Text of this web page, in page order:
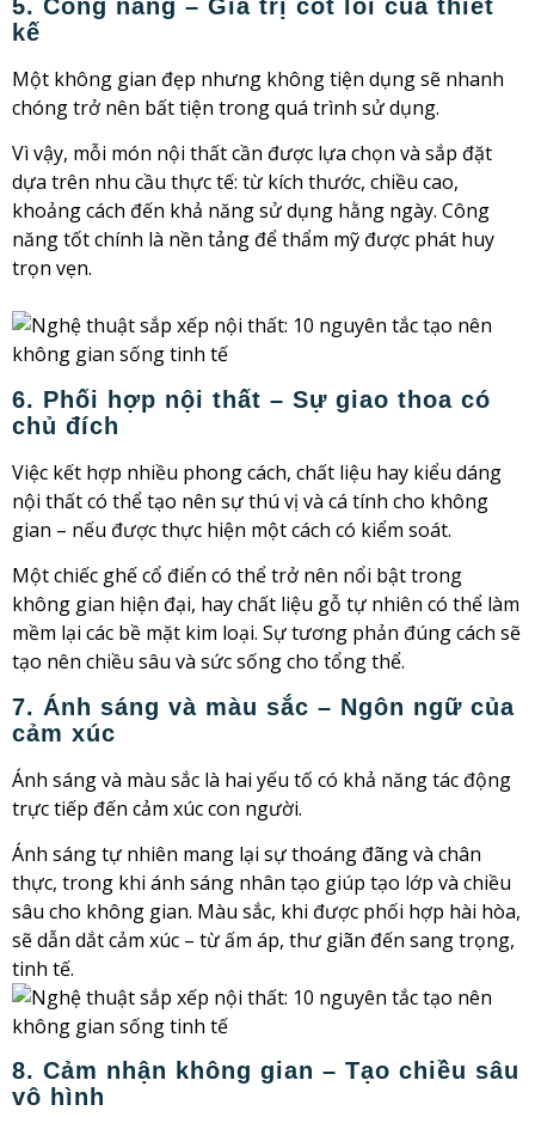
5. Công năng – Giá trị cốt lõi của thiết
kế
Một không gian đẹp nhưng không tiện dụng sẽ nhanh
chóng trở nên bất tiện trong quá trình sử dụng.
Vì vậy, mỗi món nội thất cần được lựa chọn và sắp đặt
dựa trên nhu cầu thực tế: từ kích thước, chiều cao,
khoảng cách đến khả năng sử dụng hằng ngày. Công
năng tốt chính là nền tảng để thẩm mỹ được phát huy
trọn vẹn.
6. Phối hợp nội thất – Sự giao thoa có
chủ đích
Việc kết hợp nhiều phong cách, chất liệu hay kiểu dáng
nội thất có thể tạo nên sự thú vị và cá tính cho không
gian – nếu được thực hiện một cách có kiểm soát.
Một chiếc ghế cổ điển có thể trở nên nổi bật trong
không gian hiện đại, hay chất liệu gỗ tự nhiên có thể làm
mềm lại các bề mặt kim loại. Sự tương phản đúng cách sẽ
tạo nên chiều sâu và sức sống cho tổng thể.
7. Ánh sáng và màu sắc – Ngôn ngữ của
cảm xúc
Ánh sáng và màu sắc là hai yếu tố có khả năng tác động
trực tiếp đến cảm xúc con người.
Ánh sáng tự nhiên mang lại sự thoáng đãng và chân
thực, trong khi ánh sáng nhân tạo giúp tạo lớp và chiều
sâu cho không gian. Màu sắc, khi được phối hợp hài hòa,
sẽ dẫn dắt cảm xúc – từ ấm áp, thư giãn đến sang trọng,
tinh tế.
8. Cảm nhận không gian – Tạo chiều sâu
vô hình